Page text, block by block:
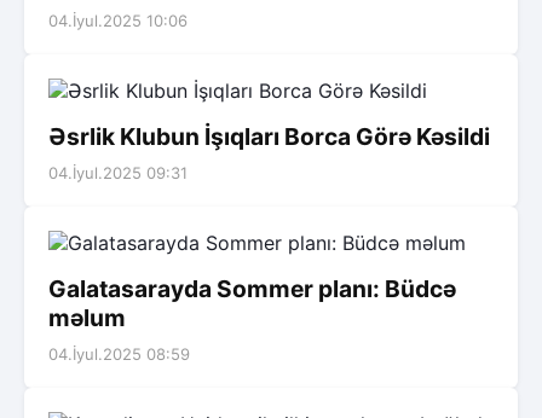
04.İyul.2025 10:06
Əsrlik Klubun İşıqları Borca Görə Kəsildi
04.İyul.2025 09:31
Galatasarayda Sommer planı: Büdcə
məlum
04.İyul.2025 08:59